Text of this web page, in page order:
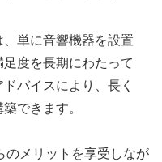
単に音響機器を設置
度を長期にわたって
バイスにより、長く
できます。
のメリットを享受しなが